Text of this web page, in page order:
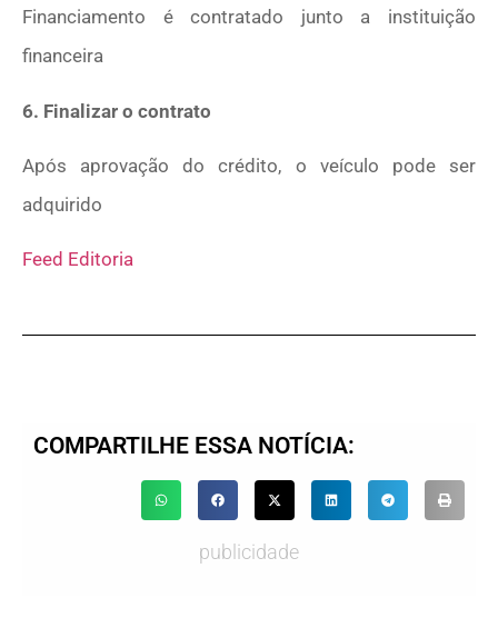
Financiamento é contratado junto a instituição
financeira
6. Finalizar o contrato
Após aprovação do crédito, o veículo pode ser
adquirido
Feed Editoria
COMPARTILHE ESSA NOTÍCIA:
publicidade